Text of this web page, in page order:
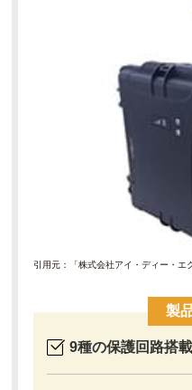
引用元：「株式会社アイ・ディー・エ
製
9種の保護回路搭